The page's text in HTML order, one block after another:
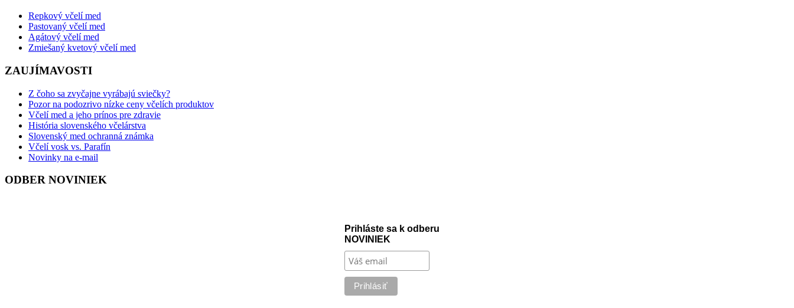
Repkový včelí med
Pastovaný včelí med
Agátový včelí med
Zmiešaný kvetový včelí med
ZAUJÍMAVOSTI
Z čoho sa zvyčajne vyrábajú sviečky?
Pozor na podozrivo nízke ceny včelích produktov
Včelí med a jeho prínos pre zdravie
História slovenského včelárstva
Slovenský med ochranná známka
Včelí vosk vs. Parafín
Novinky na e-mail
ODBER NOVINIEK
Prihláste sa k odberu
NOVINIEK